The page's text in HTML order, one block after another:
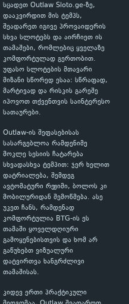
სცადეთ Outlaw Sloto.ge-ზე,
დააკვირდით მის ტემპს,
შეადარეთ იგივე პროვაიდერის
სხვა სლოტებს და აირჩიეთ ის
თამაშები, რომლებიც ყველაზე
კომფორტულად გერთობით.
უფასო სლოტების მთავარი
მიზანი სწორედ ესაა: სწრაფად,
მარტივად და რისკის გარეშე
იპოვოთ თქვენთვის საინტერესო
სათაურები.
Outlaw-ის შეფასებისას
სასარგებლოა რამდენიმე
მოკლე სესიის ჩატარება
სხვადასხვა ტემპით: ჯერ ხელით
დატრიალება, შემდეგ
ავტომატური რეჟიმი, ბოლოს კი
მობილურიდან შემოწმება. ასე
უკეთ ჩანს, რამდენად
კომფორტულია BTG-ის ეს
თამაში ყოველდღიური
გამოყენებისთვის და ხომ არ
გაწუხებთ ვიზუალური
დატვირთვა ხანგრძლივი
თამაშისას.
კიდევ ერთი პრაქტიკული